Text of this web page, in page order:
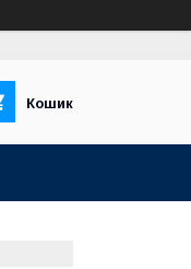
Кошик